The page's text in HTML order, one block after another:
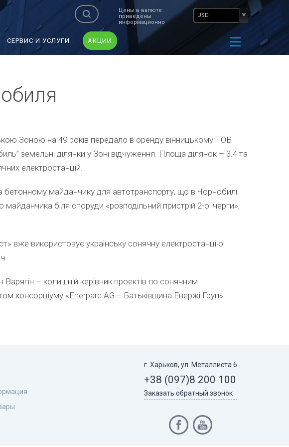
Цены в валюте
приведены
информационно
USD
СЕРВИС И УСЛУГИ АКЦИИ
Зоною на 49 років передало в оренду вінницькому ТОВ
земельні ділянки у Зоні відчуження. Площа ділянок – 3.4 та
електростанцій.
бетонному майданчику для автотранспорту, що в Чорнобилі.
біля споруди «розподільний пристрій 2-ої черги»,
вже використовує українську сонячну електростанцію
– колишній керівник проектів по сонячним
консорціуму «Enerparc AG – Батьківщина Енержі Груп».
г. Харьков, ул. Металлиста 6
+38 (097)8 200 100
Заказать обратный звонок